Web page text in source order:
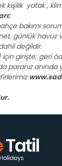
kişilik yatak ,
bakımı
günlük havuz
değildir.
için girişte; geri
paranız anında